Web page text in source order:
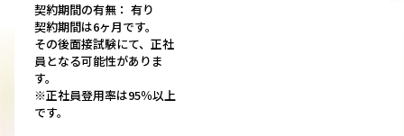
契約期間の有無： 有り
契約期間は6ヶ月です。
その後面接試験にて、正社
員となる可能性がありま
す。
※正社員登用率は95％以上
です。